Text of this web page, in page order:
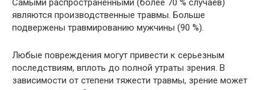
Самыми распространенными (более 70 % случаев)
являются производственные травмы. Больше
подвержены травмированию мужчины (90 %).
Любые повреждения могут привести к серьезным
последствиям, вплоть до полной утраты зрения. В
зависимости от степени тяжести травмы, зрение может